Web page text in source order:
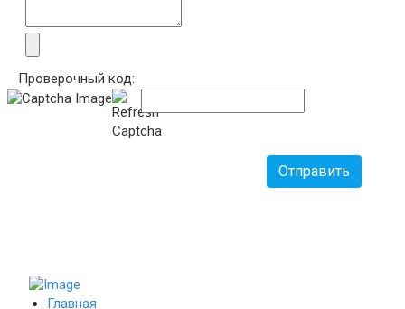
Проверочный код:
Отправить
Главная